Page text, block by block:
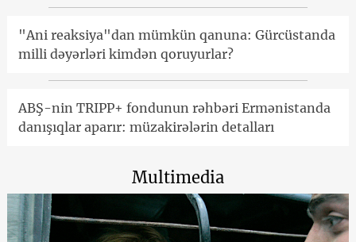
"Ani reaksiya"dan mümkün qanuna: Gürcüstanda
milli dəyərləri kimdən qoruyurlar?
ABŞ-nin TRIPP+ fondunun rəhbəri Ermənistanda
danışıqlar aparır: müzakirələrin detalları
Multimedia